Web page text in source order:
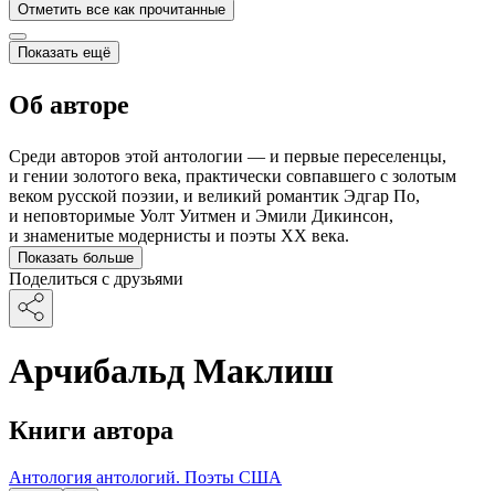
Отметить все как прочитанные
Показать ещё
Об авторе
Среди авторов этой антологии — и первые переселенцы,
и гении золотого века, практически совпавшего с золотым
веком русской поэзии, и великий романтик Эдгар По,
и неповторимые Уолт Уитмен и Эмили Дикинсон,
и знаменитые модернисты и поэты XX века.
Показать больше
Поделиться с друзьями
Арчибальд Маклиш
Книги автора
Антология антологий. Поэты США